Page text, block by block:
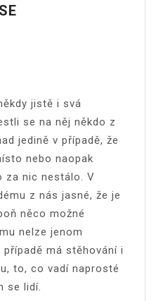
jistě i svá
se na něj někdo z
jedině v případě, že
nebo naopak
za nic nestálo. V
z nás jasné, že je
něco možné
nelze jenom
má stěhování i
to, co vadí naprosté
se lidí.